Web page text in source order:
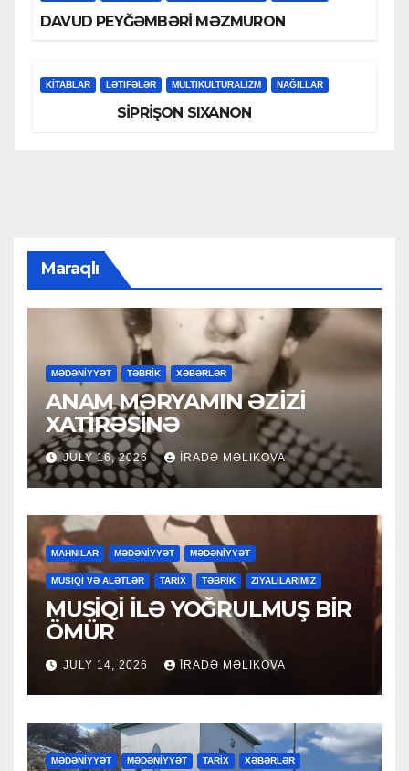
DAVUD PEYĞƏMBƏRİ MƏZMURON
KİTABLAR LƏTIFƏLƏR MULTIKULTURALIZM NAĞILLAR
SİPRİŞON SIXANON
Maraqlı
MƏDƏNİYYƏT TƏBRİK XƏBƏRLƏR
ANAM MƏRYAMIN ƏZİZİ
XATİRƏSİNƏ
JULY 16, 2026 İRADƏ MƏLIKOVA
MAHNILAR MƏDƏNİYYƏT MƏDƏNİYYƏT
MUSİQİ VƏ ALƏTLƏR TARİX TƏBRİK ZİYALILARIMIZ
MUSİQİ İLƏ YOĞRULMUŞ BİR
ÖMÜR
JULY 14, 2026 İRADƏ MƏLIKOVA
MƏDƏNİYYƏT MƏDƏNİYYƏT TARİX XƏBƏRLƏR